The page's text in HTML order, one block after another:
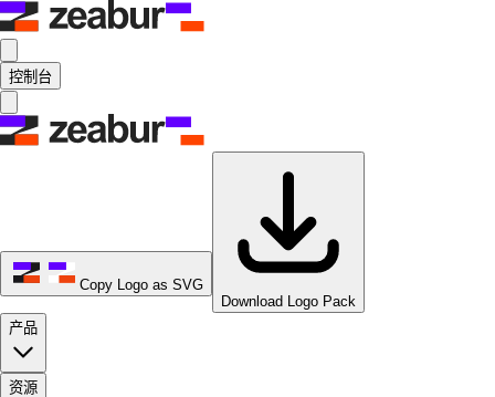
控制台
Copy Logo as SVG
Download Logo Pack
产品
资源